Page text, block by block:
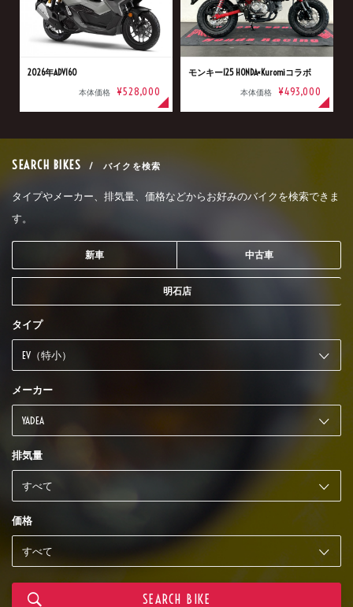
2026年ADV160
本体価格 ¥528,000
モンキー125 HONDA×Kuromiコラボ
本体価格 ¥493,000
SEARCH BIKES / バイクを検索
タイプやメーカー、排気量、価格などからお好みのバイクを検索できま
す。
新車 中古車
明石店
タイプ
メーカー
排気量
価格